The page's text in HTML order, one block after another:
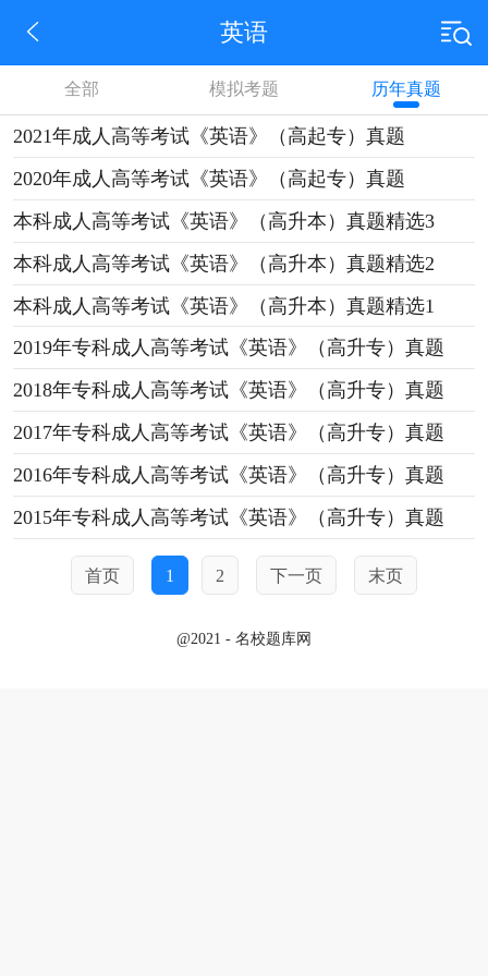
英语
全部 模拟考题 历年真题
2021年成人高等考试《英语》（高起专）真题
2020年成人高等考试《英语》（高起专）真题
本科成人高等考试《英语》（高升本）真题精选3
本科成人高等考试《英语》（高升本）真题精选2
本科成人高等考试《英语》（高升本）真题精选1
2019年专科成人高等考试《英语》（高升专）真题
2018年专科成人高等考试《英语》（高升专）真题
2017年专科成人高等考试《英语》（高升专）真题
2016年专科成人高等考试《英语》（高升专）真题
2015年专科成人高等考试《英语》（高升专）真题
首页 1 2 下一页 末页
@2021 - 名校题库网